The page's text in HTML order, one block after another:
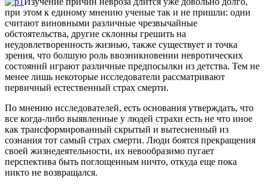
при этом к единому мнению ученые так и не пришли: одни
считают виновными различные чрезвычайные
обстоятельства, другие склонны грешить на
неудовлетворенность жизнью, также существует и точка
зрения, что болшую роль ввозникновении невротических
состояний играют различные предпосылки из детства. Тем не
менее лишь некоторые исследователи рассматривают
первичный естественный страх смерти.
По мнению исследователей, есть основания утверждать, что
все когда-либо выявленные у людей страхи есть не что иное
как трансформированный скрытый и вытесненный из
сознания тот самый страх смерти. Люди боятся прекращения
своей жизнедеятельности, их невообразимо пугает
перспектива быть поглощенным ничто, откуда еще пока
никто не возвращался.